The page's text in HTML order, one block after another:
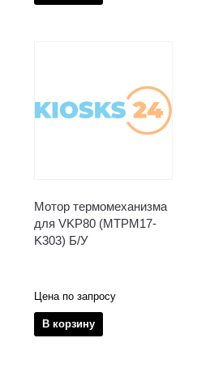
Мотор термомеханизма
для VKP80 (MTPM17-
K303) Б/У
Цена по запросу
В корзину